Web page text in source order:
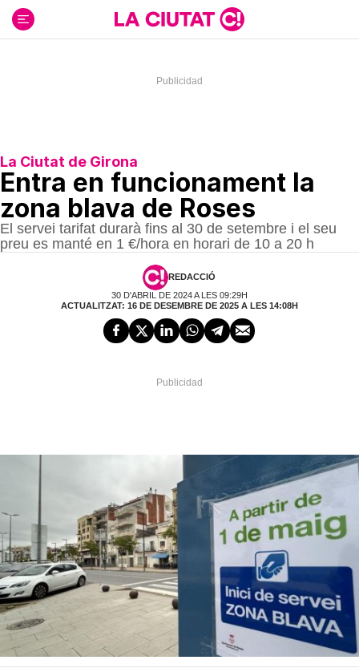
contenido
La Ciutat de Girona
Entra en funcionament la
zona blava de Roses
El servei tarifat durarà fins al 30 de setembre i el seu
preu es manté en 1 €/hora en horari de 10 a 20 h
REDACCIÓ
30 D'ABRIL DE 2024 A LES 09:29H
ACTUALITZAT: 16 DE DESEMBRE DE 2025 A LES 14:08H